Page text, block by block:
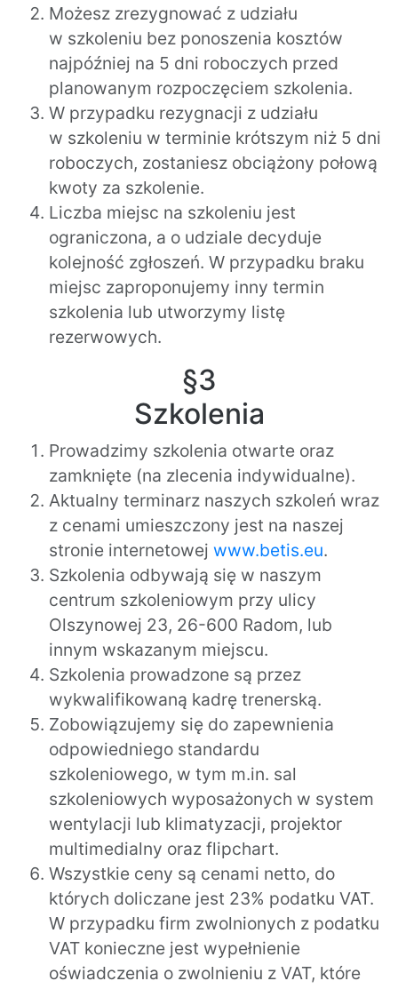
Możesz zrezygnować z udziału
w szkoleniu bez ponoszenia kosztów
najpóźniej na 5 dni roboczych przed
planowanym rozpoczęciem szkolenia.
W przypadku rezygnacji z udziału
w szkoleniu w terminie krótszym niż 5 dni
roboczych, zostaniesz obciążony połową
kwoty za szkolenie.
Liczba miejsc na szkoleniu jest
ograniczona, a o udziale decyduje
kolejność zgłoszeń. W przypadku braku
miejsc zaproponujemy inny termin
szkolenia lub utworzymy listę
rezerwowych.
§3
Szkolenia
Prowadzimy szkolenia otwarte oraz
zamknięte (na zlecenia indywidualne).
Aktualny terminarz naszych szkoleń wraz
z cenami umieszczony jest na naszej
stronie internetowej www.betis.eu.
Szkolenia odbywają się w naszym
centrum szkoleniowym przy ulicy
Olszynowej 23, 26-600 Radom, lub
innym wskazanym miejscu.
Szkolenia prowadzone są przez
wykwalifikowaną kadrę trenerską.
Zobowiązujemy się do zapewnienia
odpowiedniego standardu
szkoleniowego, w tym m.in. sal
szkoleniowych wyposażonych w system
wentylacji lub klimatyzacji, projektor
multimedialny oraz flipchart.
Wszystkie ceny są cenami netto, do
których doliczane jest 23% podatku VAT.
W przypadku firm zwolnionych z podatku
VAT konieczne jest wypełnienie
oświadczenia o zwolnieniu z VAT, które